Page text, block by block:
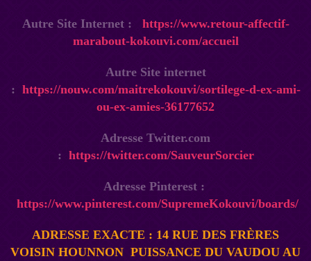
Autre Site Internet : https://www.retour-affectif-
marabout-kokouvi.com/accueil
Autre Site internet
: https://nouw.com/maitrekokouvi/sortilege-d-ex-ami-
ou-ex-amies-36177652
Adresse Twitter.com
: https://twitter.com/SauveurSorcier
Adresse Pinterest :
https://www.pinterest.com/SupremeKokouvi/boards/
ADRESSE EXACTE : 14 RUE DES FRÈRES
VOISIN HOUNNON PUISSANCE DU VAUDOU AU